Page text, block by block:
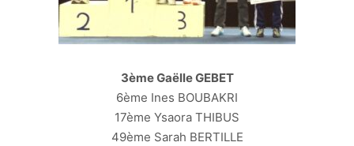
3ème Gaëlle GEBET
6ème Ines BOUBAKRI
17ème Ysaora THIBUS
49ème Sarah BERTILLE